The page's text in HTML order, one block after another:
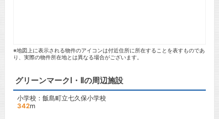
※地図上に表示される物件のアイコンは付近住所に所在することを表すものであ
り、実際の物件所在地とは異なる場合がございます。
グリーンマークⅠ・Ⅱの周辺施設
小学校：飯島町立七久保小学校
342m